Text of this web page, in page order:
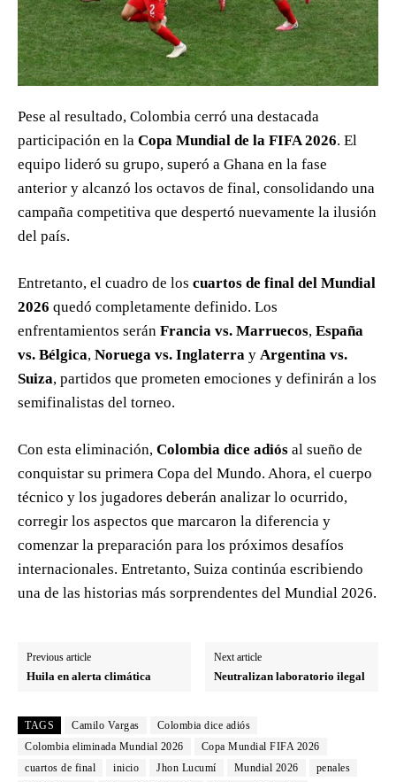
Pese al resultado, Colombia cerró una destacada
participación en la Copa Mundial de la FIFA 2026. El
equipo lideró su grupo, superó a Ghana en la fase
anterior y alcanzó los octavos de final, consolidando una
campaña competitiva que despertó nuevamente la ilusión
del país.
Entretanto, el cuadro de los cuartos de final del Mundial
2026 quedó completamente definido. Los
enfrentamientos serán Francia vs. Marruecos, España
vs. Bélgica, Noruega vs. Inglaterra y Argentina vs.
Suiza, partidos que prometen emociones y definirán a los
semifinalistas del torneo.
Con esta eliminación, Colombia dice adiós al sueño de
conquistar su primera Copa del Mundo. Ahora, el cuerpo
técnico y los jugadores deberán analizar lo ocurrido,
corregir los aspectos que marcaron la diferencia y
comenzar la preparación para los próximos desafíos
internacionales. Entretanto, Suiza continúa escribiendo
una de las historias más sorprendentes del Mundial 2026.
Previous article
Huila en alerta climática
Next article
Neutralizan laboratorio ilegal
TAGS Camilo Vargas
Colombia dice adiós
Colombia eliminada Mundial 2026
Copa Mundial FIFA 2026
cuartos de final
inicio Jhon Lucumí Mundial 2026
penales